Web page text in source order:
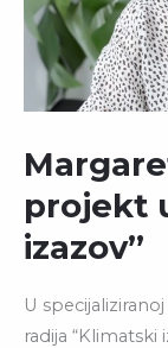
projekt
izazov”
U
radija “Klimatski
“KLIMATSKI
IZAZOV”